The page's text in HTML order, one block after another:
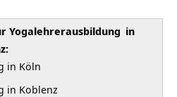
Yogalehrerausbildung in
in Köln
in Koblenz